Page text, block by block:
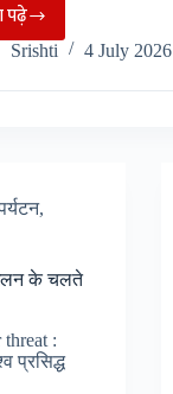
पढ़े
Uttarakhand
:
सोलर
UPCL
जिम्मेदार,
लोकपाल
का
Srishti 4 July 2026
,
के चलते
:
प्रसिद्ध